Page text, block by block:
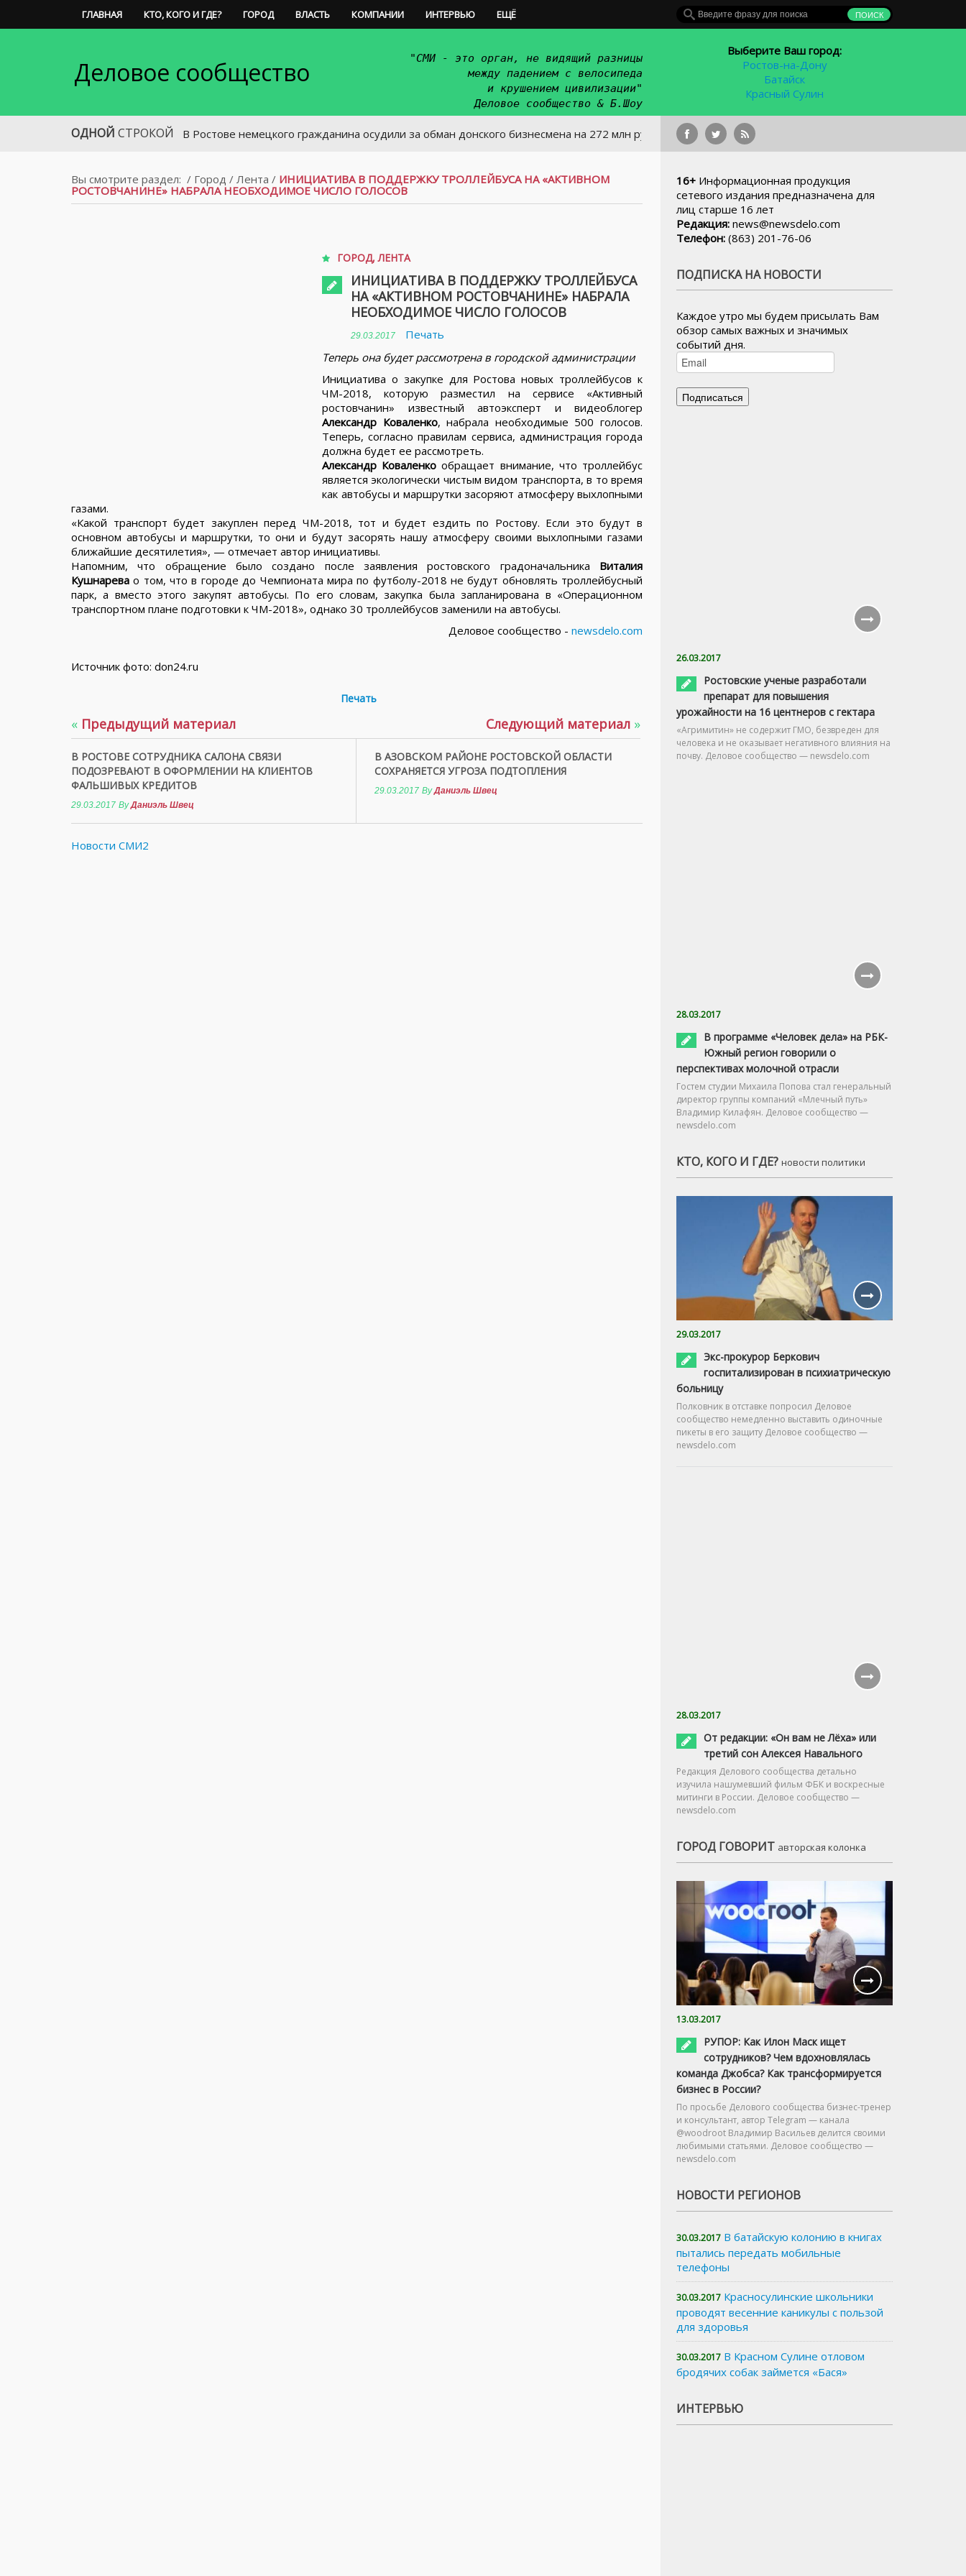
ГЛАВНАЯ КТО, КОГО И ГДЕ? ГОРОД ВЛАСТЬ КОМПАНИИ ИНТЕРВЬЮ ЕЩЁ
Деловое сообщество
"СМИ - это орган, не видящий разницы
между падением с велосипеда
и крушением цивилизации"
Деловое сообщество & Б.Шоу
Выберите Ваш город:
Ростов-на-Дону
Батайск
Красный Сулин
ОДНОЙ СТРОКОЙ
В Ростове немецкого гражданина осудили за обман донского бизнесмена на 272 млн руб
Вы смотрите раздел: / Город / Лента / ИНИЦИАТИВА В ПОДДЕРЖКУ ТРОЛЛЕЙБУСА НА «АКТИВНОМ
РОСТОВЧАНИНЕ» НАБРАЛА НЕОБХОДИМОЕ ЧИСЛО ГОЛОСОВ
ГОРОД,ЛЕНТА
ИНИЦИАТИВА В ПОДДЕРЖКУ ТРОЛЛЕЙБУСА
НА «АКТИВНОМ РОСТОВЧАНИНЕ» НАБРАЛА
НЕОБХОДИМОЕ ЧИСЛО ГОЛОСОВ
29.03.2017
Печать
Теперь она будет рассмотрена в городской администрации
Инициатива о закупке для Ростова новых троллейбусов к
ЧМ-2018, которую разместил на сервисе «Активный
ростовчанин» известный автоэксперт и видеоблогер
Александр Коваленко, набрала необходимые 500 голосов.
Теперь, согласно правилам сервиса, администрация города
должна будет ее рассмотреть.
Александр Коваленко обращает внимание, что троллейбус
является экологически чистым видом транспорта, в то время
как автобусы и маршрутки засоряют атмосферу выхлопными
газами.
«Какой транспорт будет закуплен перед ЧМ-2018, тот и будет ездить по Ростову. Если это будут в
основном автобусы и маршрутки, то они и будут засорять нашу атмосферу своими выхлопными газами
ближайшие десятилетия», — отмечает автор инициативы.
Напомним, что обращение было создано после заявления ростовского градоначальника Виталия
Кушнарева о том, что в городе до Чемпионата мира по футболу-2018 не будут обновлять троллейбусный
парк, а вместо этого закупят автобусы. По его словам, закупка была запланирована в «Операционном
транспортном плане подготовки к ЧМ-2018», однако 30 троллейбусов заменили на автобусы.
Деловое сообщество - newsdelo.com
Источник фото: don24.ru
Печать
« Предыдущий материал
В РОСТОВЕ СОТРУДНИКА САЛОНА СВЯЗИ
ПОДОЗРЕВАЮТ В ОФОРМЛЕНИИ НА КЛИЕНТОВ
ФАЛЬШИВЫХ КРЕДИТОВ
29.03.2017 ByДаниэль Швец
Следующий материал »
В АЗОВСКОМ РАЙОНЕ РОСТОВСКОЙ ОБЛАСТИ
СОХРАНЯЕТСЯ УГРОЗА ПОДТОПЛЕНИЯ
29.03.2017 ByДаниэль Швец
Новости СМИ2
16+ Информационная продукция
сетевого издания предназначена для
лиц старше 16 лет
Редакция: news@newsdelo.com
Телефон: (863) 201-76-06
ПОДПИСКА НА НОВОСТИ
Каждое утро мы будем присылать Вам
обзор самых важных и значимых
событий дня.
26.03.2017
Ростовские ученые разработали
препарат для повышения
урожайности на 16 центнеров с гектара
«Агримитин» не содержит ГМО, безвреден для
человека и не оказывает негативного влияния на
почву. Деловое сообщество — newsdelo.com
28.03.2017
В программе «Человек дела» на РБК-
Южный регион говорили о
перспективах молочной отрасли
Гостем студии Михаила Попова стал генеральный
директор группы компаний «Млечный путь»
Владимир Килафян. Деловое сообщество —
newsdelo.com
КТО, КОГО И ГДЕ? новости политики
29.03.2017
Экс-прокурор Беркович
госпитализирован в психиатрическую
больницу
Полковник в отставке попросил Деловое
сообщество немедленно выставить одиночные
пикеты в его защиту Деловое сообщество —
newsdelo.com
28.03.2017
От редакции: «Он вам не Лёха» или
третий сон Алексея Навального
Редакция Делового сообщества детально
изучила нашумевший фильм ФБК и воскресные
митинги в России. Деловое сообщество —
newsdelo.com
ГОРОД ГОВОРИТ авторская колонка
13.03.2017
РУПОР: Как Илон Маск ищет
сотрудников? Чем вдохновлялась
команда Джобса? Как трансформируется
бизнес в России?
По просьбе Делового сообщества бизнес-тренер
и консультант, автор Telegram — канала
@woodroot Владимир Васильев делится своими
любимыми статьями. Деловое сообщество —
newsdelo.com
НОВОСТИ РЕГИОНОВ
30.03.2017 В батайскую колонию в книгах
пытались передать мобильные
телефоны
30.03.2017 Красносулинские школьники
проводят весенние каникулы с пользой
для здоровья
30.03.2017 В Красном Сулине отловом
бродячих собак займется «Бася»
ИНТЕРВЬЮ